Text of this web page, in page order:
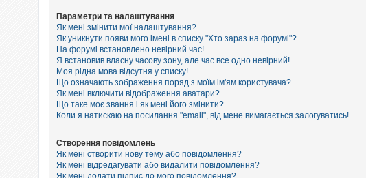
Параметри та налаштування
Як мені змінити мої налаштування?
Як уникнути появи мого імені в списку "Хто зараз на форумі"?
На форумі встановлено невірний час!
Я встановив власну часову зону, але час все одно невірний!
Моя рідна мова відсутня у списку!
Що означають зображення поряд з моїм ім'ям користувача?
Як мені включити відображення аватари?
Що таке моє звання і як мені його змінити?
Коли я натискаю на посилання "email", від мене вимагається залогуватись!
Створення повідомлень
Як мені створити нову тему або повідомлення?
Як мені відредагувати або видалити повідомлення?